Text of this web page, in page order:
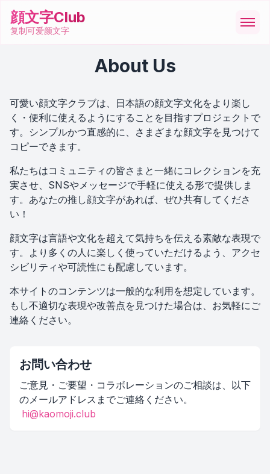
顔文字Club
复制可爱颜文字
顔文字
絵文字
記号
🇨🇳 中文
About Us
可愛い顔文字クラブは、日本語の顔文字文化をより楽し
く・便利に使えるようにすることを目指すプロジェクトで
す。シンプルかつ直感的に、さまざまな顔文字を見つけて
コピーできます。
私たちはコミュニティの皆さまと一緒にコレクションを充
実させ、SNSやメッセージで手軽に使える形で提供しま
す。あなたの推し顔文字があれば、ぜひ共有してくださ
い！
顔文字は言語や文化を超えて気持ちを伝える素敵な表現で
す。より多くの人に楽しく使っていただけるよう、アクセ
シビリティや可読性にも配慮しています。
本サイトのコンテンツは一般的な利用を想定しています。
もし不適切な表現や改善点を見つけた場合は、お気軽にご
連絡ください。
お問い合わせ
ご意見・ご要望・コラボレーションのご相談は、以下
のメールアドレスまでご連絡ください。
hi@kaomoji.club